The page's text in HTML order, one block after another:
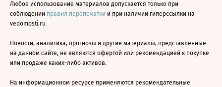
Любое использование материалов допускается только при
соблюдении правил перепечатки и при наличии гиперссылки на
vedomosti.ru
Новости, аналитика, прогнозы и другие материалы, представленные
на данном сайте, не являются офертой или рекомендацией к покупке
или продаже каких-либо активов.
На информационном ресурсе применяются рекомендательные